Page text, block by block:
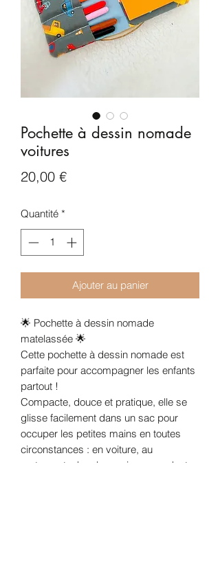
Pochette à dessin nomade
voitures
20,00 €Prix
Quantité *
Ajouter au panier
🌟 Pochette à dessin nomade
matelassée 🌟
Cette pochette à dessin nomade est
parfaite pour accompagner les enfants
partout !
Compacte, douce et pratique, elle se
glisse facilement dans un sac pour
occuper les petites mains en toutes
circonstances : en voiture, au
restaurant, chez les amis ou pendant